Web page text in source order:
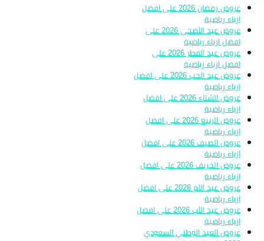
عروض رمضان 2026 على افضل
ازياء رياضية
عروض عيد الأضحى 2026 على
افضل ازياء رياضية
عروض عيد الفطر 2026 على
افضل ازياء رياضية
عروض عيد الحب 2026 على افضل
ازياء رياضية
عروض الشتاء 2026 على افضل
ازياء رياضية
عروض الربيع 2026 على افضل
ازياء رياضية
عروض الصيف 2026 على افضل
ازياء رياضية
عروض الخريف 2026 على افضل
ازياء رياضية
عروض عيد الأم 2026 على افضل
ازياء رياضية
عروض عيد الأب 2026 على افضل
ازياء رياضية
عروض العيد الوطني السعودي